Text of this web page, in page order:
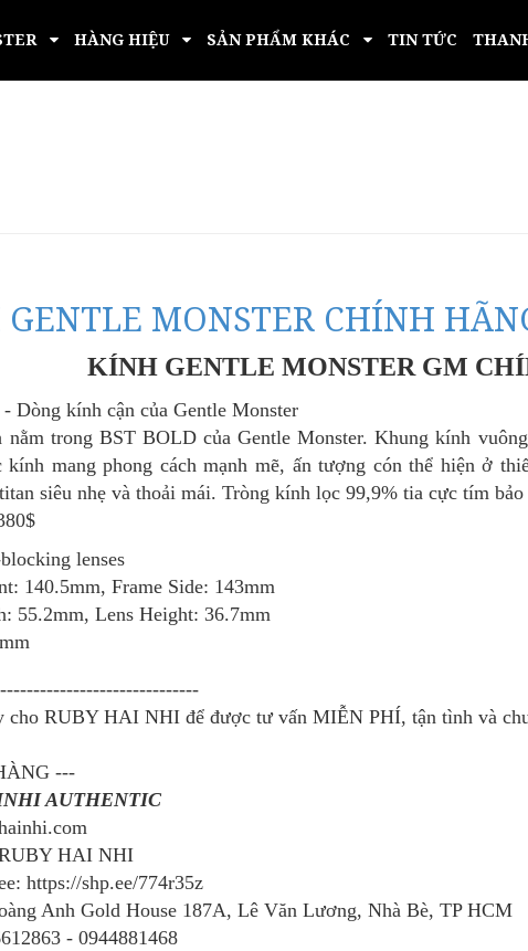
HÀNG HIỆU SẢN PHẨM KHÁC TIN TỨC
MONSTER CHÍNH
KÍNH GENTLE MONSTER GM
- Dòng kính cận của Gentle Monster
nằm trong BST BOLD củaGentle Monster. Khung kính
kính mang phong cách mạnh mẽ, ấn tượng cón thể hiện ở
siêu nhẹ và thoải mái. Tròng kính lọc 99,9% tia cực tím
lenses
140.5mm, Frame Side: 143mm
55.2mm, Lens Height: 36.7mm
cho RUBY HAI NHI để được tư vấn MIỄN PHÍ, tận tình và
---
AUTHENTIC
HAI NHI
https://shp.ee/774r35z
Anh Gold House 187A, Lê Văn Lương, Nhà Bè, TP HCM
- 0944881468